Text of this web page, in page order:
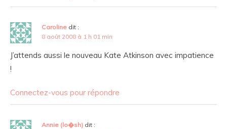
Caroline dit :
8 août 2008 à 1 h 01 min
J’attends aussi le nouveau Kate Atkinson avec impatience
!
Connectez-vous pour répondre
Annie (lo�sh) dit :